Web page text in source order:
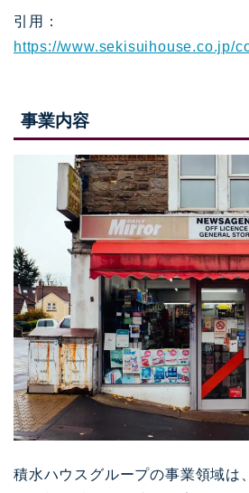
引用：
https://www.sekisuihouse.co.jp/
事業内容
積水ハウスグループの事業領域は